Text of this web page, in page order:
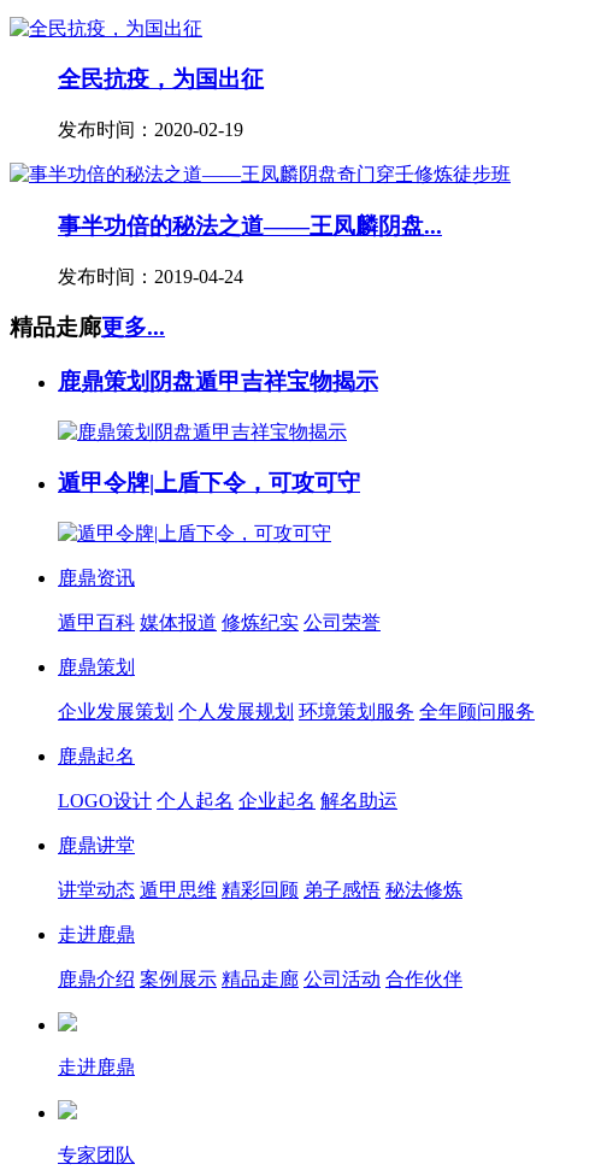
全民抗疫，为国出征
发布时间：2020-02-19
事半功倍的秘法之道——王凤麟阴盘...
发布时间：2019-04-24
精品走廊更多...
鹿鼎策划阴盘遁甲吉祥宝物揭示
遁甲令牌|上盾下令，可攻可守
鹿鼎资讯
遁甲百科 媒体报道 修炼纪实 公司荣誉
鹿鼎策划
企业发展策划 个人发展规划 环境策划服务 全年顾问服务
鹿鼎起名
LOGO设计 个人起名 企业起名 解名助运
鹿鼎讲堂
讲堂动态 遁甲思维 精彩回顾 弟子感悟 秘法修炼
走进鹿鼎
鹿鼎介绍 案例展示 精品走廊 公司活动 合作伙伴
走进鹿鼎
专家团队